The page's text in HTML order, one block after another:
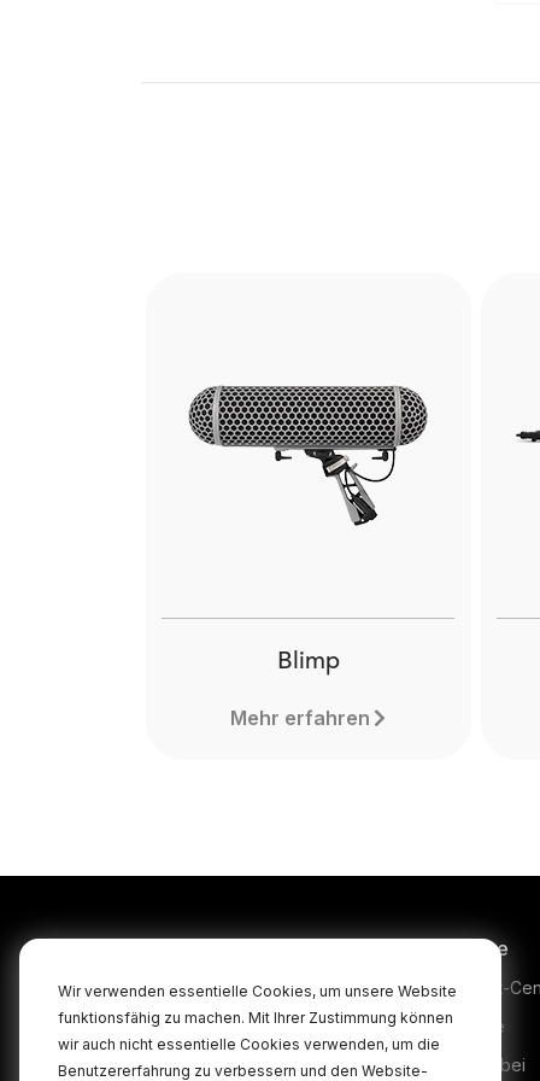
Wir verwenden essentielle Cookies, um unsere Website
funktionsfähig zu machen. Mit Ihrer Zustimmung können
wir auch nicht essentielle Cookies verwenden, um die
Benutzererfahrung zu verbessern und den Website-
Blimp
Mehr erfahren
Microphones
Headphones
Interfaces and Mixers
Service
Support-
Garantie
Kaufen bei